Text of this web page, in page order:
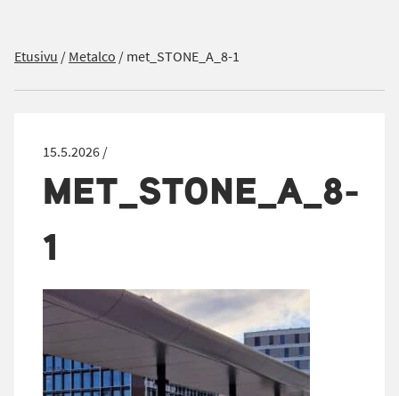
Etusivu /Metalco /met_STONE_A_8-1
15.5.2026 /
MET_STONE_A_8-
1